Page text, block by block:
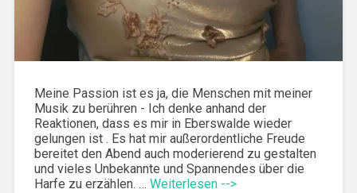
Meine Passion ist es ja, die Menschen mit meiner
Musik zu berühren - Ich denke anhand der
Reaktionen, dass es mir in Eberswalde wieder
gelungen ist . Es hat mir außerordentliche Freude
bereitet den Abend auch moderierend zu gestalten
und vieles Unbekannte und Spannendes über die
Harfe zu erzählen. … Weiterlesen -->